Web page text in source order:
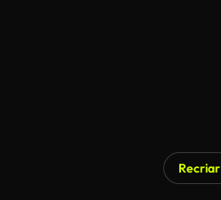
Recriar